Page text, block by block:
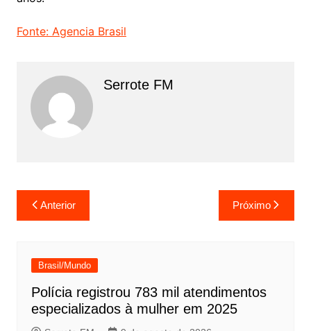
Fonte: Agencia Brasil
Serrote FM
Navegação
de
Anterior Próximo
Brasil/Mundo
Polícia registrou 783 mil atendimentos
especializados à mulher em 2025